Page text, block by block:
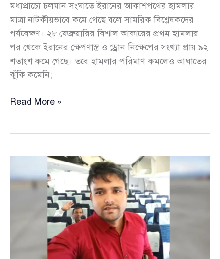
মধ্যপ্রাচ্যে চলমান সংঘাতে ইরানের আকাশপথের হামলার
মাত্রা নাটকীয়ভাবে কমে গেছে বলে সামরিক বিশ্লেষকদের
পর্যবেক্ষণ। ২৮ ফেব্রুয়ারির বিশাল আকারের প্রথম হামলার
পর থেকে ইরানের ক্ষেপণাস্ত্র ও ড্রোন নিক্ষেপের সংখ্যা প্রায় ৯২
শতাংশ কমে গেছে। তবে হামলার পরিমাণ কমলেও আঘাতের
ঝুঁকি কমেনি;
ইরানের
৯২%:
বদলে
Read More »